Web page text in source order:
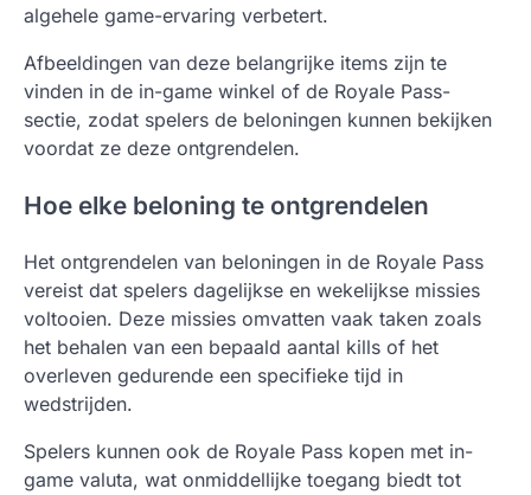
algehele game-ervaring verbetert.
Afbeeldingen van deze belangrijke items zijn te
vinden in de in-game winkel of de Royale Pass-
sectie, zodat spelers de beloningen kunnen bekijken
voordat ze deze ontgrendelen.
Hoe elke beloning te ontgrendelen
Het ontgrendelen van beloningen in de Royale Pass
vereist dat spelers dagelijkse en wekelijkse missies
voltooien. Deze missies omvatten vaak taken zoals
het behalen van een bepaald aantal kills of het
overleven gedurende een specifieke tijd in
wedstrijden.
Spelers kunnen ook de Royale Pass kopen met in-
game valuta, wat onmiddellijke toegang biedt tot